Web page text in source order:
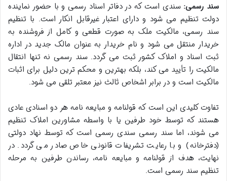
سند رسمی: سندی است که در دفاتر اسناد رسمی و با حضور نماینده
دولت تنظیم می شود و دارای اعتبار غیرقابل انکار است. با تنظیم
سند رسمی، مالکیت ملک به صورت قطعی و کامل از فروشنده به
خریدار منتقل می شود و نام خریدار به عنوان مالک جدید در اداره
ثبت اسناد و املاک کشور ثبت می گردد. سند رسمی نه تنها انتقال
مالکیت را تأیید می کند، بلکه بهترین و محکم ترین دلیل برای اثبات
مالکیت است و در برابر اشخاص ثالث نیز معتبر تلقی می شود.
تفاوت کلیدی این است که قولنامه و مبایعه نامه هر دو اسنادی عادی
هستند که توسط خود طرفین یا با واسطه مشاورین املاک تنظیم
می شوند، اما سند رسمی سندی رسمی است که توسط نهاد دولتی
(دفترخانه) و با رعایت تشریفات قانونی خاص صادر می گردد. در
نهایت، هدف از قولنامه و مبایعه نامه، رساندن طرفین به مرحله
تنظیم سند رسمی است.